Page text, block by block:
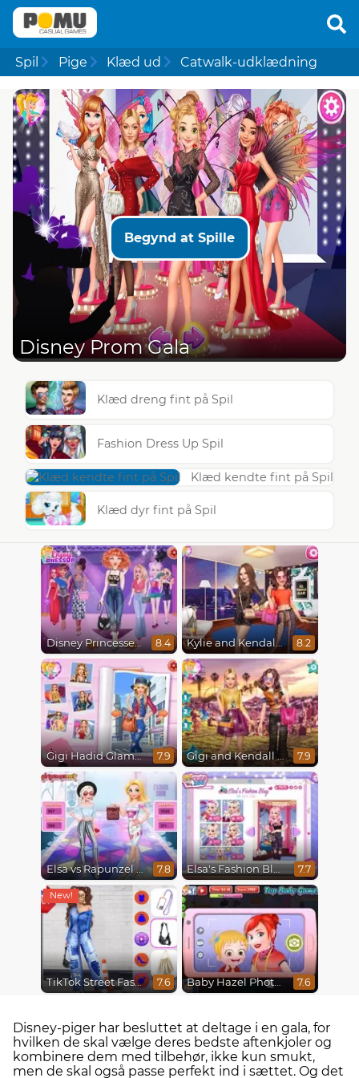
Spil Pige Klæd ud Catwalk-udklædning
Begynd at Spille
Disney Prom Gala
Klæd dreng fint på Spil
Fashion Dress Up Spil
Klæd kendte fint på Spil
Klæd dyr fint på Spil
Disney Princesses Runway Show 8.4 Kylie and Kendall Sisters Break Up 8.2
Gigi Hadid Glamourous Lifestyle 7.9 Gigi and Kendall Fashionistas 7.9
Elsa vs Rapunzel Fashion Game 7.8 Elsa's Fashion Blog 7.7
TikTok Street Fashion 7.6 Baby Hazel Photoshoot 7.6
Disney-piger har besluttet at deltage i en gala, for
hvilken de skal vælge deres bedste aftenkjoler og
kombinere dem med tilbehør, ikke kun smukt,
men de skal også passe perfekt ind i sættet. Og det